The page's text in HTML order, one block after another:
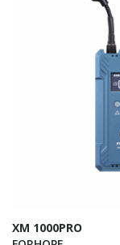
XM 1000PRO